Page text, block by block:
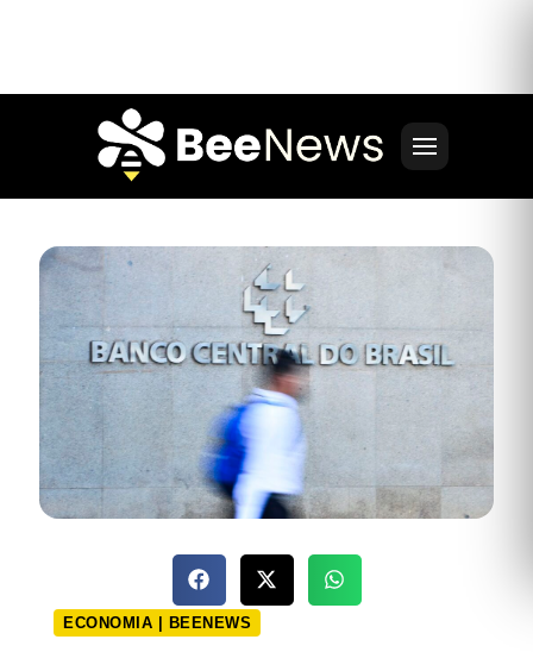
ECONOMIA | BEENEWS